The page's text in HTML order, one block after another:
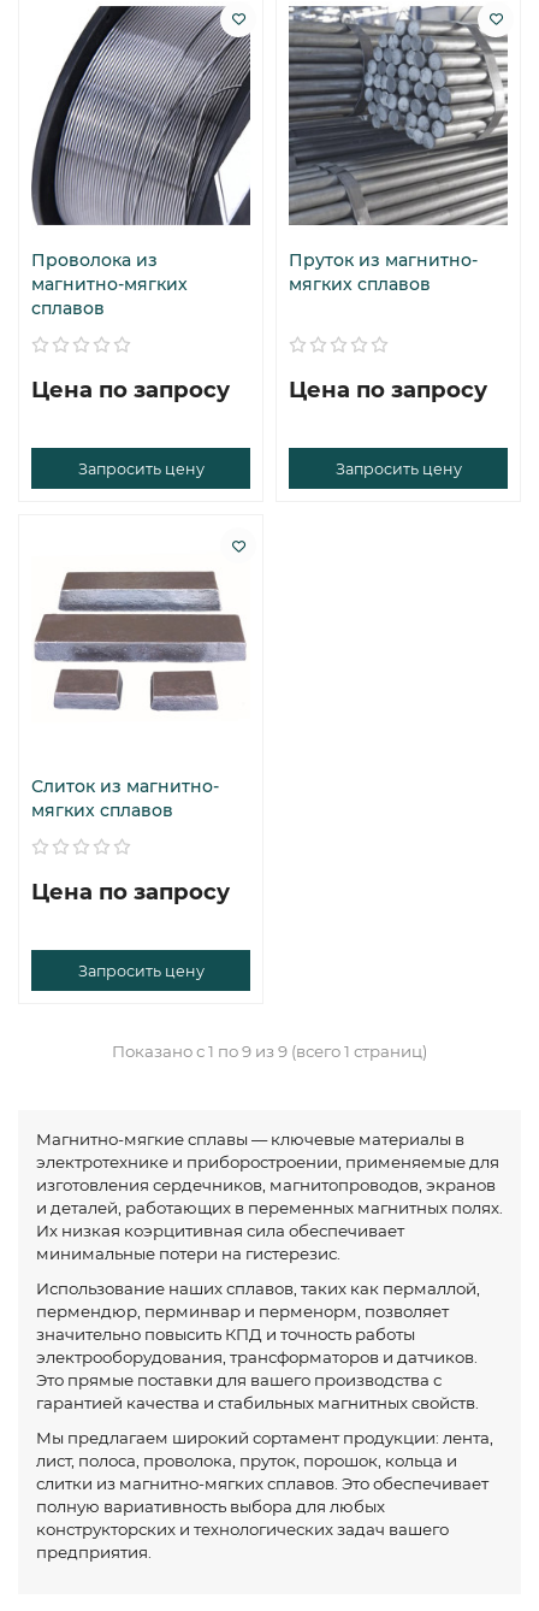
Проволока из
магнитно-мягких
сплавов
Цена по запросу
Запросить цену
Пруток из магнитно-
мягких сплавов
Цена по запросу
Запросить цену
Слиток из магнитно-
мягких сплавов
Цена по запросу
Запросить цену
Показано с 1 по 9 из 9 (всего 1 страниц)
Магнитно-мягкие сплавы — ключевые материалы в
электротехнике и приборостроении, применяемые для
изготовления сердечников, магнитопроводов, экранов
и деталей, работающих в переменных магнитных полях.
Их низкая коэрцитивная сила обеспечивает
минимальные потери на гистерезис.
Использование наших сплавов, таких как пермаллой,
пермендюр, перминвар и перменорм, позволяет
значительно повысить КПД и точность работы
электрооборудования, трансформаторов и датчиков.
Это прямые поставки для вашего производства с
гарантией качества и стабильных магнитных свойств.
Мы предлагаем широкий сортамент продукции: лента,
лист, полоса, проволока, пруток, порошок, кольца и
слитки из магнитно-мягких сплавов. Это обеспечивает
полную вариативность выбора для любых
конструкторских и технологических задач вашего
предприятия.